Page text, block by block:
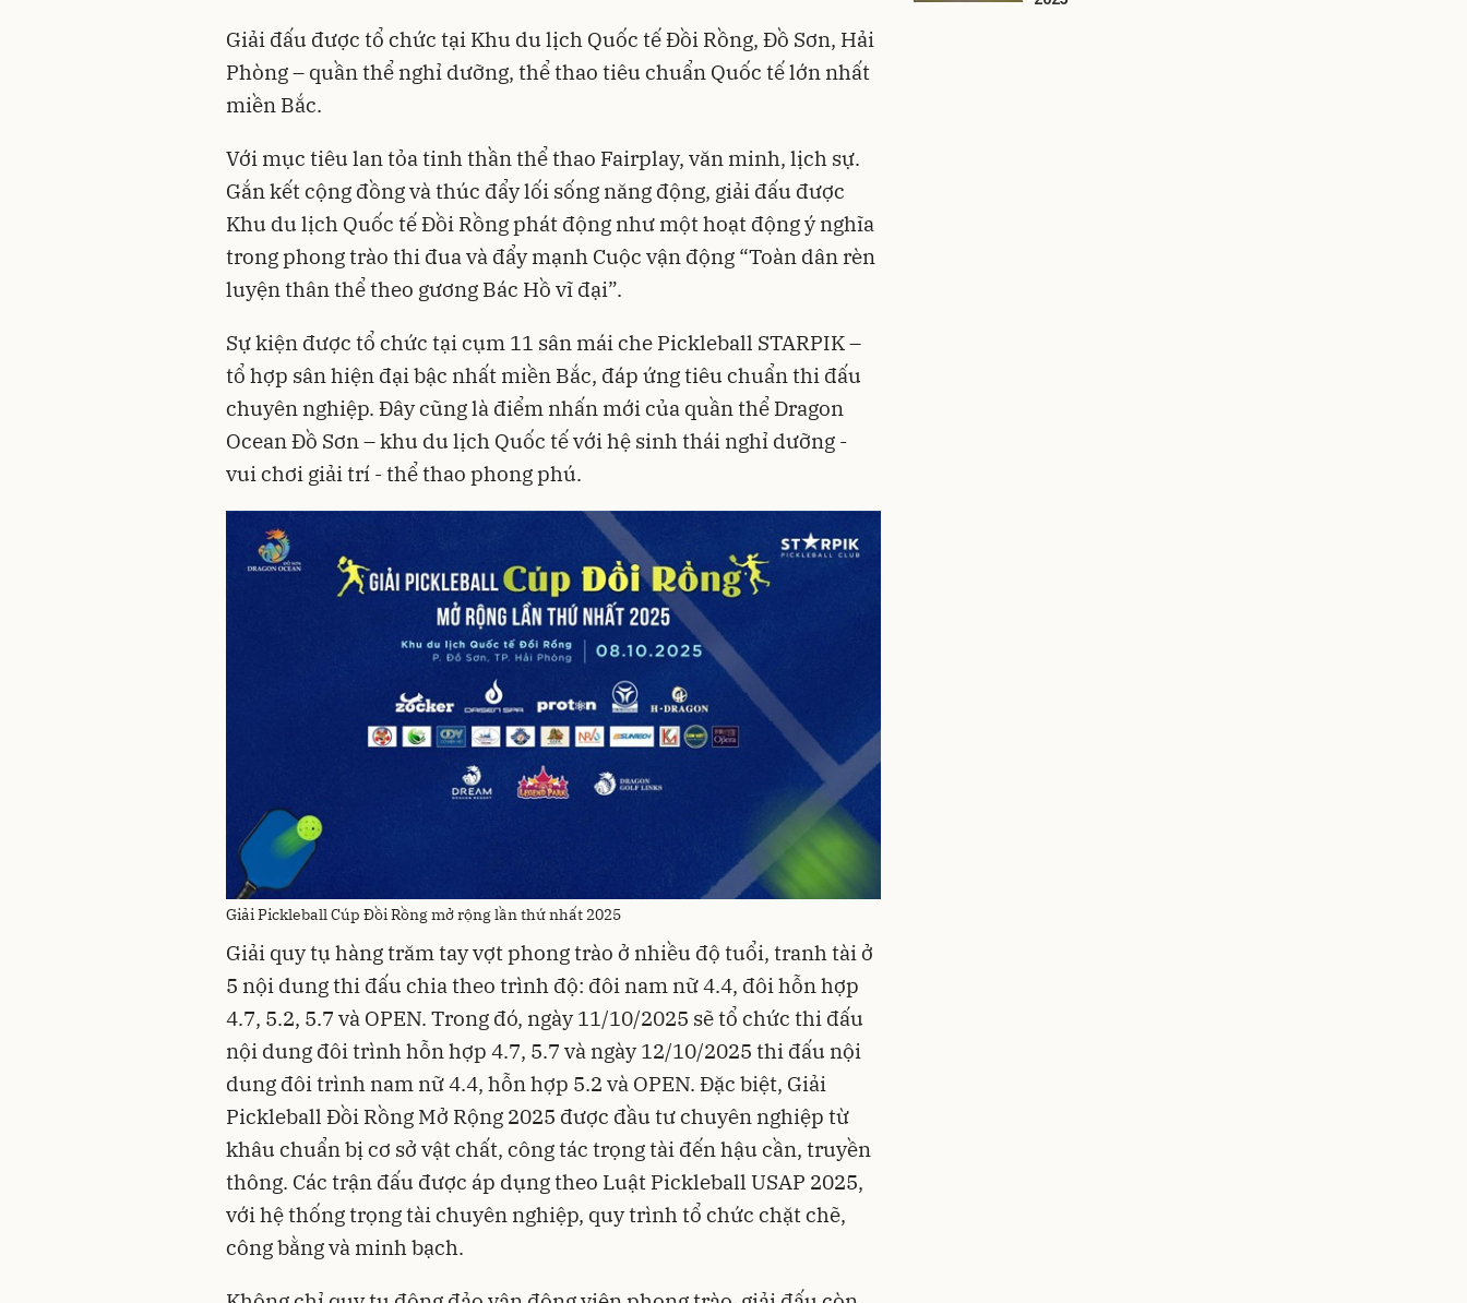
Giải đấu được tổ chức tại Khu du lịch Quốc tế Đồi Rồng, Đồ Sơn, Hải
Phòng – quần thể nghỉ dưỡng, thể thao tiêu chuẩn Quốc tế lớn nhất
miền Bắc.
Với mục tiêu lan tỏa tinh thần thể thao Fairplay, văn minh, lịch sự.
Gắn kết cộng đồng và thúc đẩy lối sống năng động, giải đấu được
Khu du lịch Quốc tế Đồi Rồng phát động như một hoạt động ý nghĩa
trong phong trào thi đua và đẩy mạnh Cuộc vận động “Toàn dân rèn
luyện thân thể theo gương Bác Hồ vĩ đại”.
Sự kiện được tổ chức tại cụm 11 sân mái che Pickleball STARPIK –
tổ hợp sân hiện đại bậc nhất miền Bắc, đáp ứng tiêu chuẩn thi đấu
chuyên nghiệp. Đây cũng là điểm nhấn mới của quần thể Dragon
Ocean Đồ Sơn – khu du lịch Quốc tế với hệ sinh thái nghỉ dưỡng -
vui chơi giải trí - thể thao phong phú.
Giải Pickleball Cúp Đồi Rồng mở rộng lần thứ nhất 2025
Giải quy tụ hàng trăm tay vợt phong trào ở nhiều độ tuổi, tranh tài ở
5 nội dung thi đấu chia theo trình độ: đôi nam nữ 4.4, đôi hỗn hợp
4.7, 5.2, 5.7 và OPEN. Trong đó, ngày 11/10/2025 sẽ tổ chức thi đấu
nội dung đôi trình hỗn hợp 4.7, 5.7 và ngày 12/10/2025 thi đấu nội
dung đôi trình nam nữ 4.4, hỗn hợp 5.2 và OPEN. Đặc biệt, Giải
Pickleball Đồi Rồng Mở Rộng 2025 được đầu tư chuyên nghiệp từ
khâu chuẩn bị cơ sở vật chất, công tác trọng tài đến hậu cần, truyền
thông. Các trận đấu được áp dụng theo Luật Pickleball USAP 2025,
với hệ thống trọng tài chuyên nghiệp, quy trình tổ chức chặt chẽ,
công bằng và minh bạch.